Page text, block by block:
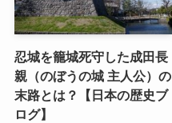
忍城を籠城死守した成田長
親（のぼうの城 主人公）の
末路とは？【日本の歴史ブ
ログ】